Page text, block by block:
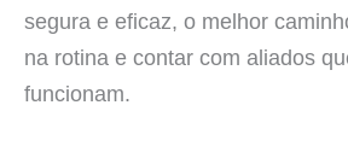
segura e eficaz, o melhor
na rotina e contar com aliados
funcionam.